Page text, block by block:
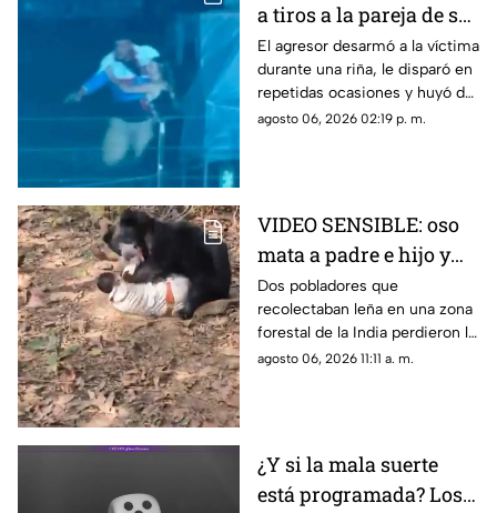
a tiros a la pareja de su
ex tras pelea en rodeo
El agresor desarmó a la víctima
durante una riña, le disparó en
repetidas ocasiones y huyó de
la escena.
agosto 06, 2026 02:19 p. m.
VIDEO SENSIBLE: oso
mata a padre e hijo y
deja a una persona
herida
Dos pobladores que
recolectaban leña en una zona
forestal de la India perdieron la
vida; un oficial fue reportado
agosto 06, 2026 11:11 a. m.
¿Y si la mala suerte
está programada? Los